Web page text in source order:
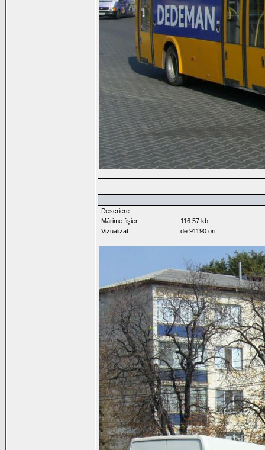
Descriere:
Mărime fişier:
116.57 kb
Vizualizat:
de 91190 ori